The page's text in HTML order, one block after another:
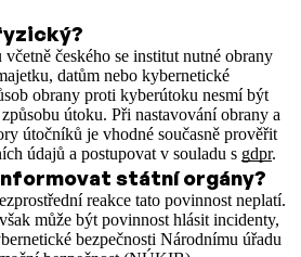
českého se institut nutné obrany
datům nebo kybernetické
obrany proti kyberútoku nesmí být
útoku. Při nastavování obrany a
útočníků je vhodné současně prověřit
údajů a postupovat v souladu s gdpr.
státní orgány?
reakce tato povinnost neplatí.
může být povinnost hlásit incidenty,
bezpečnosti Národnímu úřadu